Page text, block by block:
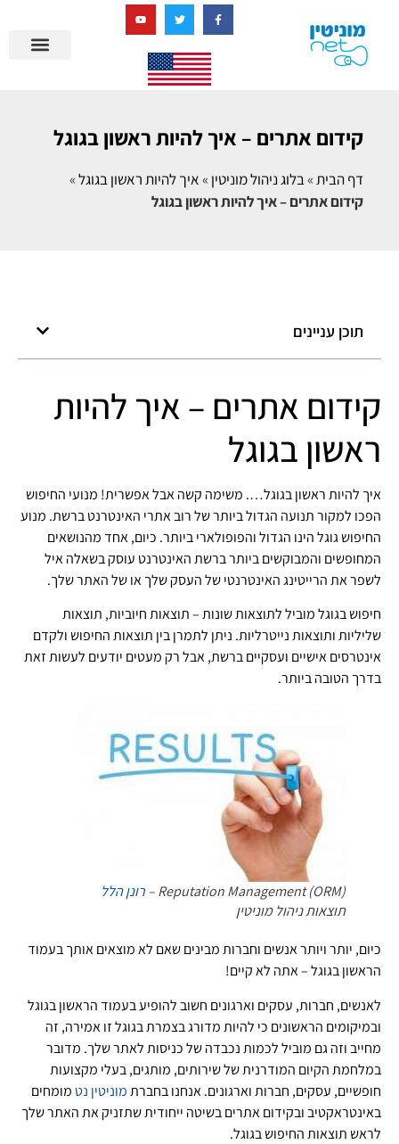
קידום אתרים – איך להיות ראשון בגוגל
דף הבית»בלוג ניהול מוניטין »איך להיות ראשון בגוגל»
קידום אתרים – איך להיות ראשון בגוגל
תוכן עניינים
קידום אתרים – איך להיות
ראשון בגוגל
איך להיות ראשון בגוגל…. משימה קשה אבל אפשרית! מנועי החיפוש
הפכו למקור תנועה הגדול ביותר של רוב אתרי האינטרנט ברשת. מנוע
החיפוש גוגל הינו הגדול והפופולארי ביותר. כיום, אחד מהנושאים
המחופשים והמבוקשים ביותר ברשת האינטרנט עוסק בשאלה איל
לשפר את הרייטינג האינטרנטי של העסק שלך או של האתר שלך.
חיפוש בגוגל מוביל לתוצאות שונות – תוצאות חיוביות, תוצאות
שליליות ותוצאות נייטרליות. ניתן לתמרן בין תוצאות החיפוש ולקדם
אינטרסים אישיים ועסקיים ברשת, אבל רק מעטים יודעים לעשות זאת
בדרך הטובה ביותר.
Reputation Management (ORM) –
רונן הלל
תוצאות ניהול מוניטין
כיום, יותר ויותר אנשים וחברות מבינים שאם לא מוצאים אותך בעמוד
הראשון בגוגל – אתה לא קיים!
לאנשים, חברות, עסקים וארגונים חשוב להופיע בעמוד הראשון בגוגל
ובמיקומים הראשונים כי להיות מדורג בצמרת בגוגל זו אמירה, זה
מחייב וזה גם מוביל לכמות נכבדה של כניסות לאתר שלך. מדובר
במלחמת הקיום המודרנית של שירותים, מותגים, בעלי מקצועות
חופשיים, עסקים, חברות וארגונים. אנחנו בחברתמוניטין נטמומחים
באינטראקטיב ובקידום אתרים בשיטה ייחודית שתזניק את האתר שלך
לראש תוצאות החיפוש בגוגל.